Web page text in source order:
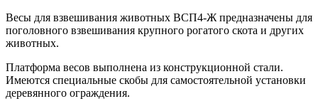
Весы для взвешивания животных ВСП4-Ж предназначены для
поголовного взвешивания крупного рогатого скота и других
животных.
Платформа весов выполнена из конструкционной стали.
Имеются специальные скобы для самостоятельной установки
деревянного ограждения.